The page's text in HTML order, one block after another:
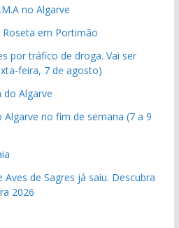
no Algarve
em Portimão
por tráfico de droga. Vai ser
feira, 7 de agosto)
do Algarve
no fim de semana (7 a 9
de Sagres já saiu. Descubra
2026